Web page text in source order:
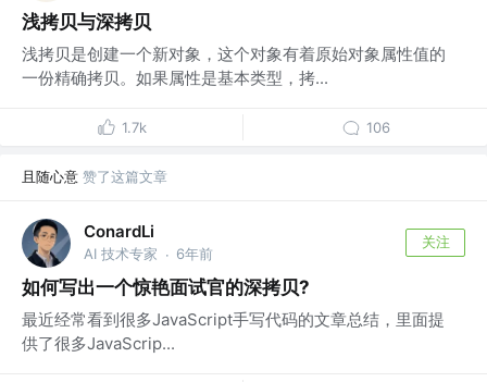
浅拷贝与深拷贝
浅拷贝是创建一个新对象，这个对象有着原始对象属性值的
一份精确拷贝。如果属性是基本类型，拷...
1.7k 106
且随心意 赞了这篇文章
ConardLi
AI 技术专家 · 6年前
关注
如何写出一个惊艳面试官的深拷贝?
最近经常看到很多JavaScript手写代码的文章总结，里面提
供了很多JavaScrip...